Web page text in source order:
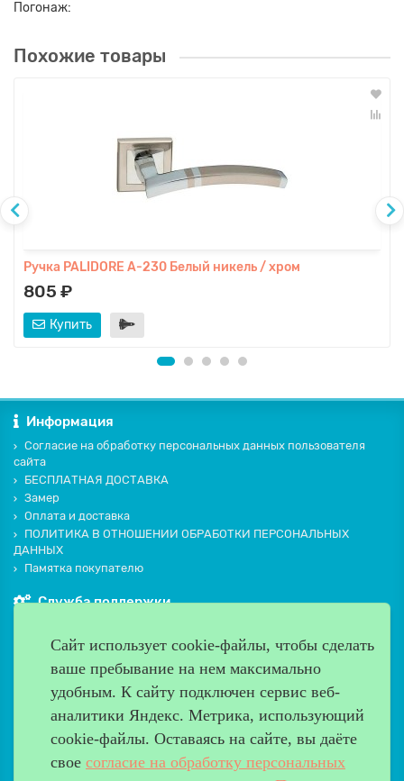
Погонаж:
Похожие товары
Ручка PALIDORE A-230 Белый никель / хром
805 ₽
Купить
Информация
Согласие на обработку персональных данных пользователя
сайта
БЕСПЛАТНАЯ ДОСТАВКА
Замер
Оплата и доставка
ПОЛИТИКА В ОТНОШЕНИИ ОБРАБОТКИ ПЕРСОНАЛЬНЫХ
ДАННЫХ
Памятка покупателю
Служба поддержки
Производители
Дополнительно
Наш адрес
Работаем с 9:00 до 20:00
8 (499) 685-33-26
Сайт использует cookie-файлы, чтобы сделать
ваше пребывание на нем максимально
удобным. К cайту подключен сервис веб-
аналитики Яндекс. Метрика, использующий
cookie-файлы. Оставаясь на сайте, вы даёте
свое согласие на обработку персональных